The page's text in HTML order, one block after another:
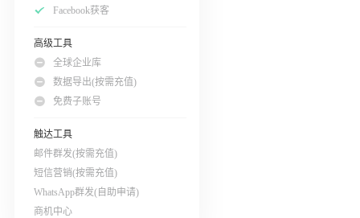
Facebook获客
高级工具
全球企业库
数据导出(按需充值)
免费子账号
触达工具
邮件群发(按需充值)
短信营销(按需充值)
WhatsApp群发(自助申请)
商机中心